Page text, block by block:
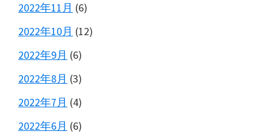
2022年11月 (6)
2022年10月 (12)
2022年9月 (6)
2022年8月 (3)
2022年7月 (4)
2022年6月 (6)